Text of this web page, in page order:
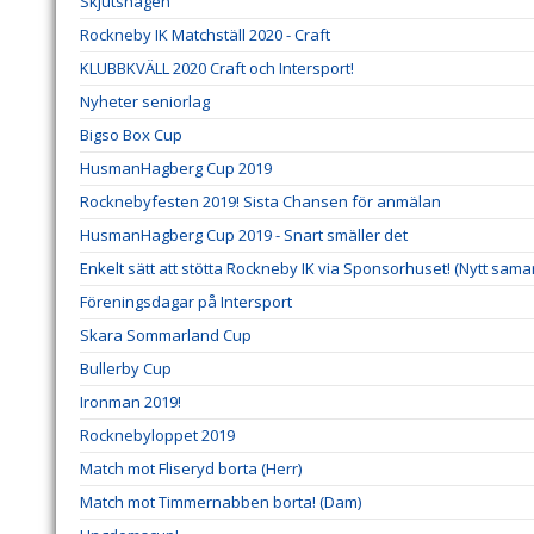
Rockneby IK Matchställ 2020 - Craft
KLUBBKVÄLL 2020 Craft och Intersport!
Nyheter seniorlag
Bigso Box Cup
HusmanHagberg Cup 2019
Rocknebyfesten 2019! Sista Chansen för anmälan
HusmanHagberg Cup 2019 - Snart smäller det
Enkelt sätt att stötta Rockneby IK via Sponsorhuset! (Nytt
Föreningsdagar på Intersport
Skara Sommarland Cup
Bullerby Cup
Ironman 2019!
Rocknebyloppet 2019
Match mot Fliseryd borta (Herr)
Match mot Timmernabben borta! (Dam)